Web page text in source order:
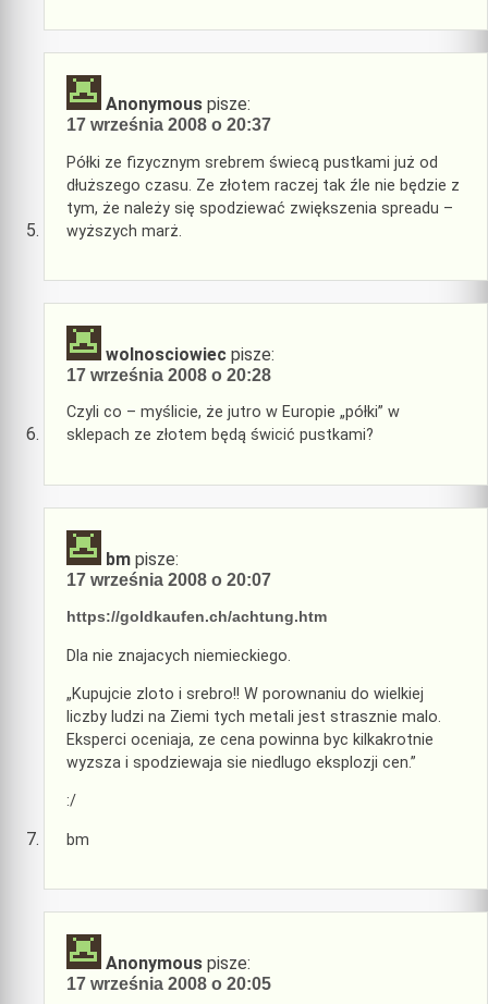
Anonymous pisze:
17 września 2008 o 20:37
Półki ze fizycznym srebrem świecą pustkami już od
dłuższego czasu. Ze złotem raczej tak źle nie będzie z
tym, że należy się spodziewać zwiększenia spreadu –
wyższych marż.
wolnosciowiec pisze:
17 września 2008 o 20:28
Czyli co – myślicie, że jutro w Europie „półki” w
sklepach ze złotem będą świcić pustkami?
bm pisze:
17 września 2008 o 20:07
https://goldkaufen.ch/achtung.htm
Dla nie znajacych niemieckiego.
„Kupujcie zloto i srebro!! W porownaniu do wielkiej
liczby ludzi na Ziemi tych metali jest strasznie malo.
Eksperci oceniaja, ze cena powinna byc kilkakrotnie
wyzsza i spodziewaja sie niedlugo eksplozji cen.”
:/
bm
Anonymous pisze:
17 września 2008 o 20:05